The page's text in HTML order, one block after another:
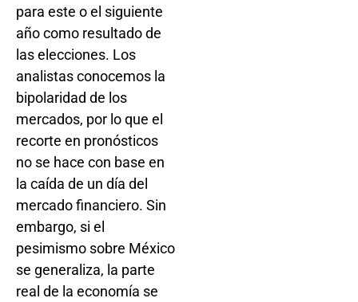
para este o el siguiente
año como resultado de
las elecciones. Los
analistas conocemos la
bipolaridad de los
mercados, por lo que el
recorte en pronósticos
no se hace con base en
la caída de un día del
mercado financiero. Sin
embargo, si el
pesimismo sobre México
se generaliza, la parte
real de la economía se